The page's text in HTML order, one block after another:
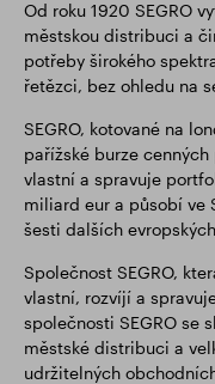
Od roku 1920 SEGRO
městskou distribuci a
potřeby širokého
řetězci, bez ohledu na
SEGRO, kotované na
pařížské burze
vlastní a spravuje
miliard eur a působí ve
šesti dalších
Společnost SEGRO,
vlastní, rozvíjí a
společnosti SEGRO se
městské distribuci a
udržitelných